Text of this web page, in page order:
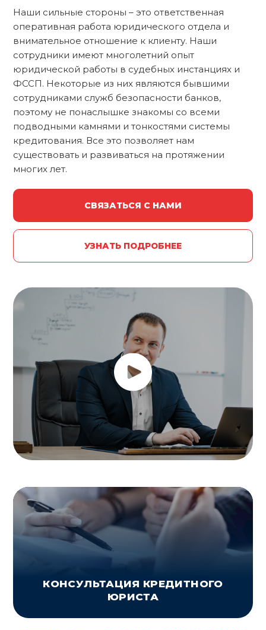
Наши сильные стороны – это ответственная
оперативная работа юридического отдела и
внимательное отношение к клиенту. Наши
сотрудники имеют многолетний опыт
юридической работы в судебных инстанциях и
ФССП. Некоторые из них являются бывшими
сотрудниками служб безопасности банков,
поэтому не понаслышке знакомы со всеми
подводными камнями и тонкостями системы
кредитования. Все это позволяет нам
существовать и развиваться на протяжении
многих лет.
СВЯЗАТЬСЯ С НАМИ
УЗНАТЬ ПОДРОБНЕЕ
КОНСУЛЬТАЦИЯ КРЕДИТНОГО
ЮРИСТА